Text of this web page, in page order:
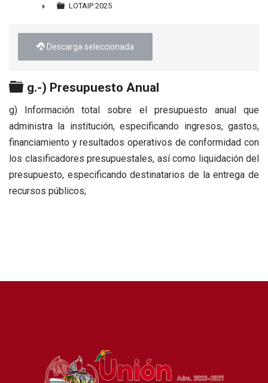
► LOTAIP 2025
Descarga seleccionada
Carpeta
g.-) Presupuesto Anual
g) Información total sobre el presupuesto anual que
administra la institución, especificando ingresos, gastos,
financiamiento y resultados operativos de conformidad con
los clasificadores presupuestales, así como liquidación del
presupuesto, especificando destinatarios de la entrega de
recursos públicos;